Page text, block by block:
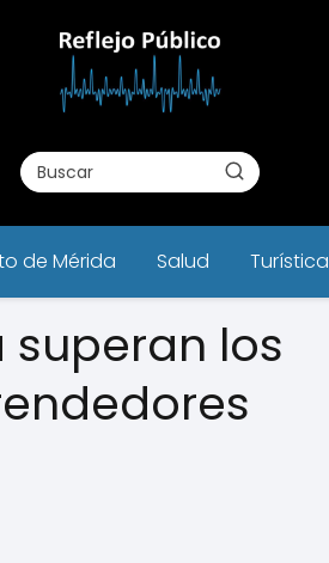
de Mérida Salud Turística
superan los